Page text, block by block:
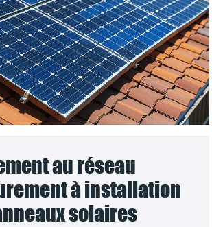
au réseau
à installation
solaires